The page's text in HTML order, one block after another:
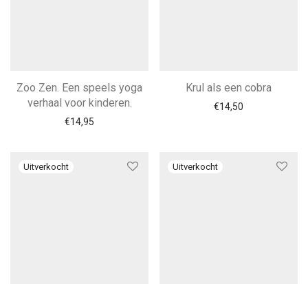
Zoo Zen. Een speels yoga
verhaal voor kinderen.
€14,95
Krul als een cobra
€14,50